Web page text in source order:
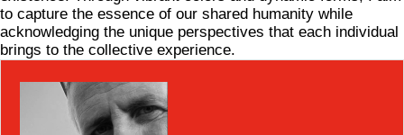
to capture the essence of our shared humanity while
acknowledging the unique perspectives that each individual
brings to the collective experience.